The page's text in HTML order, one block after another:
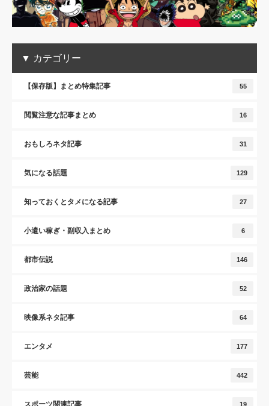
▼ カテゴリー
【保存版】まとめ特集記事 55
閲覧注意な記事まとめ 16
おもしろネタ記事 31
気になる話題 129
知っておくとタメになる記事 27
小遣い稼ぎ・副収入まとめ 6
都市伝説 146
政治家の話題 52
映像系ネタ記事 64
エンタメ 177
芸能 442
19